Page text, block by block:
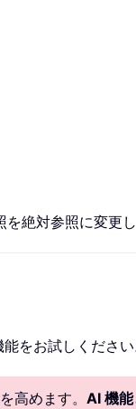
絶対参照に変更し
をお試しください
高めます。 AI 機